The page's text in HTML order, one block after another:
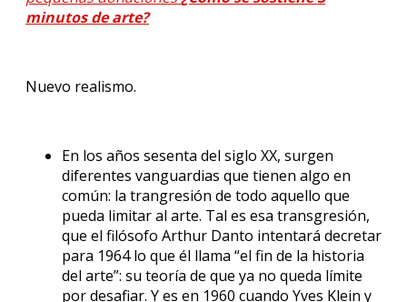
minutos de arte?
Nuevo realismo.
En los años sesenta del siglo XX, surgen
diferentes vanguardias que tienen algo en
común: la trangresión de todo aquello que
pueda limitar al arte. Tal es esa transgresión,
que el filósofo Arthur Danto intentará decretar
para 1964 lo que él llama “el fin de la historia
del arte”: su teoría de que ya no queda límite
por desafiar. Y es en 1960 cuando Yves Klein y